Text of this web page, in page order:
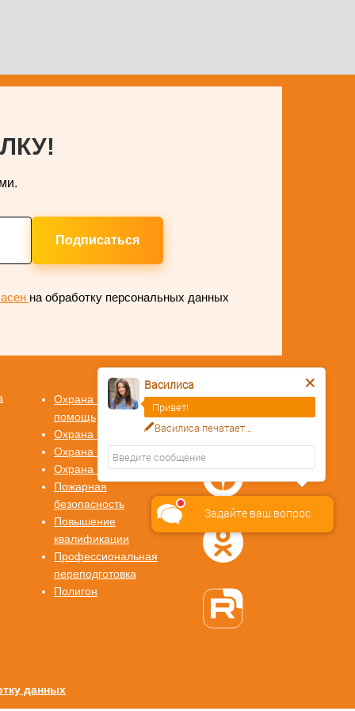
Подписаться
на обработку персональных данных
данных
Охрана труда Первая
помощь
Охрана труда СИЗ
Охрана труда СУОТ
Охрана труда СОУТ
Пожарная
безопасность
Повышение
квалификации
Профессиональная
переподготовка
Полигон
Задайте ваш вопрос
Василиса
Привет!
Василиса печатает...